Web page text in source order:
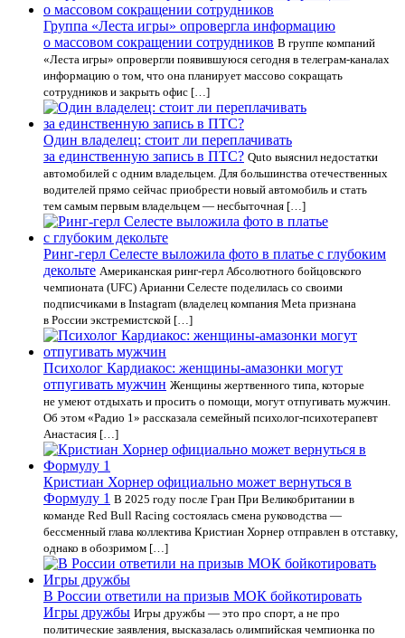
Группа «Леста игры» опровергла информацию
о массовом сокращении сотрудников В группе компаний
«Леста игры» опровергли появившуюся сегодня в телеграм-каналах
информацию о том, что она планирует массово сокращать
сотрудников и закрыть офис […]
Один владелец: стоит ли переплачивать
за единственную запись в ПТС? Quto выяснил недостатки
автомобилей с одним владельцем. Для большинства отечественных
водителей прямо сейчас приобрести новый автомобиль и стать
тем самым первым владельцем — несбыточная […]
Ринг-герл Селесте выложила фото в платье с глубоким
декольте Американская ринг-герл Абсолютного бойцовского
чемпионата (UFC) Арианни Селесте поделилась со своими
подписчиками в Instagram (владелец компания Meta признана
в России экстремистской […]
Психолог Кардиакос: женщины-амазонки могут
отпугивать мужчин Женщины жертвенного типа, которые
не умеют отдыхать и просить о помощи, могут отпугивать мужчин.
Об этом «Радио 1» рассказала семейный психолог-психотерапевт
Анастасия […]
Кристиан Хорнер официально может вернуться в
Формулу 1 В 2025 году после Гран При Великобритании в
команде Red Bull Racing состоялась смена руководства —
бессменный глава коллектива Кристиан Хорнер отправлен в отставку,
однако в обозримом […]
В России ответили на призыв МОК бойкотировать
Игры дружбы Игры дружбы — это про спорт, а не про
политические заявления, высказалась олимпийская чемпионка по